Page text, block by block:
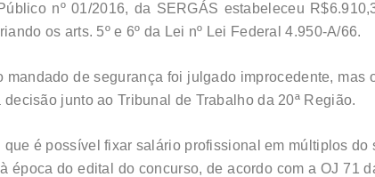
nº 01/2016, da SERGÁS estabeleceu
os arts. 5º e 6º da Lei nº Lei Federal 4.950-A/66.
mandado de segurança foi julgado improcedente,
junto ao Tribunal de Trabalho da 20ª Região.
que é possível fixar salário profissional em múltiplos
época do edital do concurso, de acordo com a OJ 71